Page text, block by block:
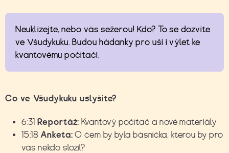
Neuklízejte, nebo vás sežerou! Kdo? To se dozvíte
ve Všudykuku. Budou hádanky pro uši i výlet ke
kvantovému počítači.
Co ve Všudykuku uslyšíte?
6:31 Reportáž: Kvantový počítač a nové materiály
15:18 Anketa: O čem by byla básnička, kterou by pro
vás někdo složil?